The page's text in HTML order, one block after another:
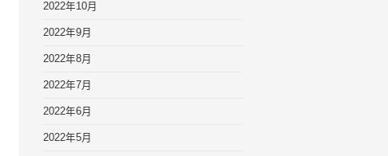
2022年10月
2022年9月
2022年8月
2022年7月
2022年6月
2022年5月